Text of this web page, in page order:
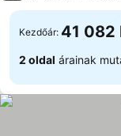
Kezdőár: 41 082
2 oldal árainak